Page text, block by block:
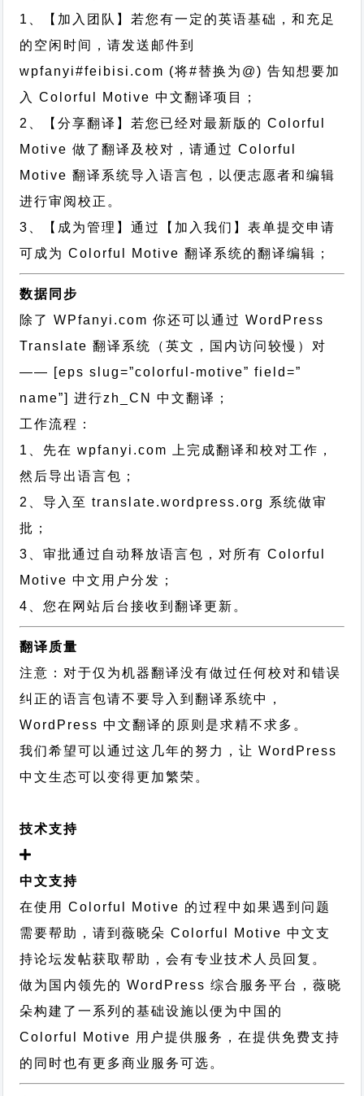
1、【加入团队】若您有一定的英语基础，和充足
的空闲时间，请发送邮件到
wpfanyi#feibisi.com (将#替换为@) 告知想要加
入 Colorful Motive 中文翻译项目；
2、【分享翻译】若您已经对最新版的 Colorful
Motive 做了翻译及校对，请通过 Colorful
Motive 翻译系统导入语言包，以便志愿者和编辑
进行审阅校正。
3、【成为管理】通过【加入我们】表单提交申请
可成为 Colorful Motive 翻译系统的翻译编辑；
数据同步
除了 WPfanyi.com 你还可以通过WordPress
Translate 翻译系统（英文，国内访问较慢）对
—— [eps slug=”colorful-motive” field=”
name”]进行zh_CN
中文翻译；
工作流程：
1、先在 wpfanyi.com 上完成翻译和校对工作，
然后导出语言包；
2、导入至 translate.wordpress.org 系统做审
批；
3、审批通过自动释放语言包，对所有 Colorful
Motive 中文用户分发；
4、您在网站后台接收到翻译更新。
翻译质量
注意：对于仅为机器翻译没有做过任何校对和错误
纠正的语言包请不要导入到翻译系统中，
WordPress 中文翻译的原则 是求精不求多。
我们希望可以通过这几年的努力，让 WordPress
中文生态可以变得更加繁荣。
技术支持
中文支持
在使用 Colorful Motive 的过程中如果遇到问题
需要帮助，请到薇晓朵 Colorful Motive 中文支
持论坛发帖获取帮助，会有专业技术人员回复。
做为国内领先的 WordPress 综合服务平台，薇晓
朵构建了一系列的基础设施以便为中国的
Colorful Motive 用户提供服务，在提供免费支持
的同时也有更多商业服务可选。